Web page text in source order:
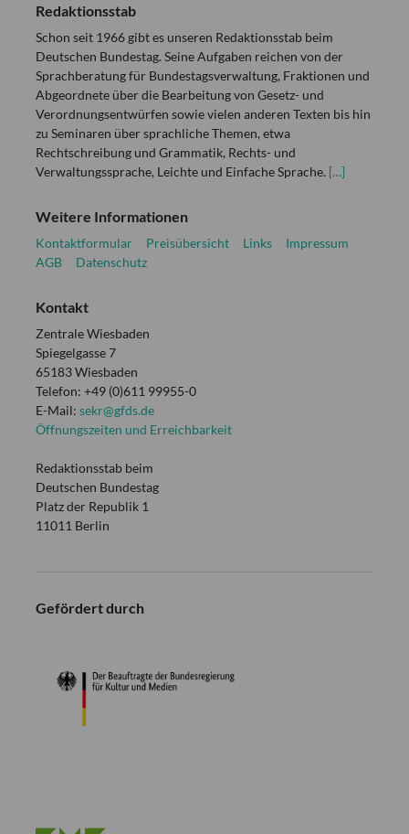
Redaktionsstab
Schon seit 1966 gibt es unseren Redaktionsstab beim
Deutschen Bundestag. Seine Aufgaben reichen von der
Sprachberatung für Bundestagsverwaltung, Fraktionen und
Abgeordnete über die Bearbeitung von Gesetz- und
Verordnungsentwürfen sowie vielen anderen Texten bis hin
zu Seminaren über sprachliche Themen, etwa
Rechtschreibung und Grammatik, Rechts- und
Verwaltungssprache, Leichte und Einfache Sprache. […]
Weitere Informationen
Kontaktformular Preisübersicht Links
Impressum
AGB
Datenschutz
Kontakt
Zentrale Wiesbaden
Spiegelgasse 7
65183 Wiesbaden
Telefon: +49 (0)611 99955-0
E-Mail: sekr@gfds.de
Öffnungszeiten und Erreichbarkeit
Redaktionsstab beim
Deutschen Bundestag
Platz der Republik 1
11011 Berlin
Gefördert durch